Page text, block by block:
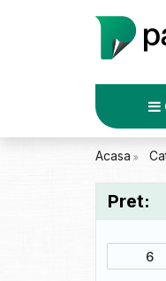
Acasa
Pret: